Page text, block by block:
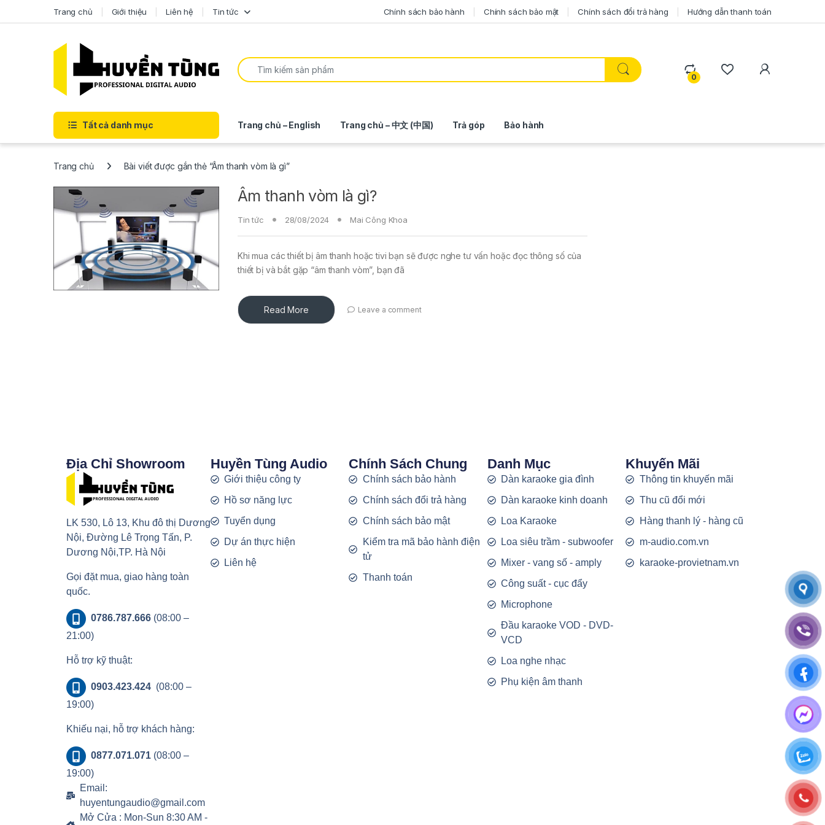
Trang chủ Giới thiệu Liên hệ Tin tức Chính sách bảo hành Chính sách bảo mật Chính sách đổi trả hàng Hướng dẫn thanh toán
0
Tất cả danh mục Trang chủ – English Trang chủ – 中文 (中国) Trả góp Bảo hành
Trang chủ Bài viết được gắn thẻ “Âm thanh vòm là gì”
Âm thanh vòm là gì?
Tin tức 28/08/2024 Mai Công Khoa
Khi mua các thiết bị âm thanh hoặc tivi bạn sẽ được nghe tư vấn hoặc đọc thông số của
thiết bị và bắt gặp “âm thanh vòm”, bạn đã
Read More Leave a comment
Địa Chỉ Showroom
LK 530, Lô 13, Khu đô thị Dương
Nội, Đường Lê Trọng Tấn, P.
Dương Nội,TP. Hà Nội
Gọi đặt mua, giao hàng toàn
quốc.
0786.787.666(08:00 –
21:00)
Hỗ trợ kỹ thuật:
0903.423.424 (08:00 –
19:00)
Khiếu nại, hỗ trợ khách hàng:
0877.071.071(08:00 –
19:00)
Email:
huyentungaudio@gmail.com
Mở Cửa : Mon-Sun 8:30 AM -
Huyền Tùng Audio
Giới thiệu công ty
Hồ sơ năng lực
Tuyển dụng
Dự án thực hiện
Liên hệ
Chính Sách Chung
Chính sách bảo hành
Chính sách đổi trả hàng
Chính sách bảo mật
Kiểm tra mã bảo hành điện
tử
Thanh toán
Danh Mục
Dàn karaoke gia đình
Dàn karaoke kinh doanh
Loa Karaoke
Loa siêu trầm - subwoofer
Mixer - vang số - amply
Công suất - cục đẩy
Microphone
Đầu karaoke VOD - DVD-
VCD
Loa nghe nhạc
Phụ kiện âm thanh
Khuyến Mãi
Thông tin khuyến mãi
Thu cũ đổi mới
Hàng thanh lý - hàng cũ
m-audio.com.vn
karaoke-provietnam.vn